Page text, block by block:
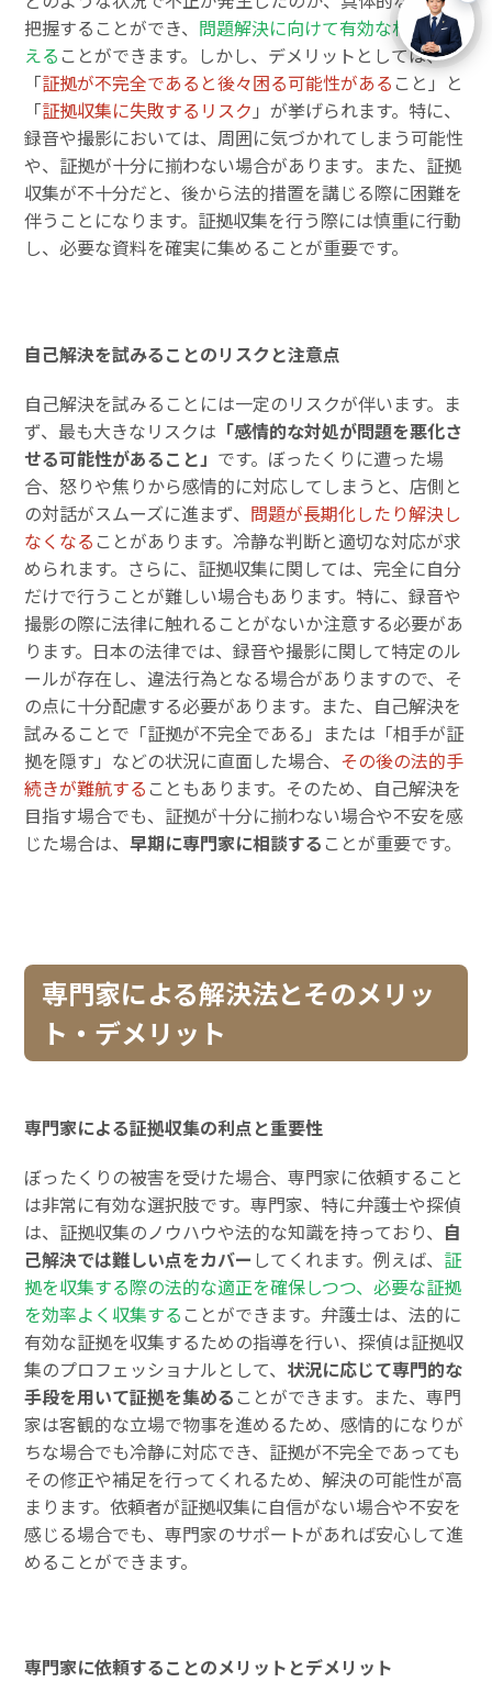
把握することができ、 問題解決に向けて有効な材料を整
える ことができます。しかし、デメリットとしては、
「証拠が不完全であると後々困る可能性がある こと」と
「証拠収集に失敗するリスク 」が挙げられます。特に、
録音や撮影においては、周囲に気づかれてしまう可能性
や、証拠が十分に揃わない場合があります。また、証拠
収集が不十分だと、後から法的措置を講じる際に困難を
伴うことになります。証拠収集を行う際には慎重に行動
し、必要な資料を確実に集めることが重要です。
自己解決を試みることのリスクと注意点
自己解決を試みることには一定のリスクが伴います。ま
ず、最も大きなリスクは 「感情的な対処が問題を悪化さ
せる可能性があること」 です。ぼったくりに遭った場
合、怒りや焦りから感情的に対応してしまうと、店側と
の対話がスムーズに進まず、 問題が長期化したり解決し
なくなる ことがあります。冷静な判断と適切な対応が求
められます。さらに、証拠収集に関しては、完全に自分
だけで行うことが難しい場合もあります。特に、録音や
撮影の際に法律に触れることがないか注意する必要があ
ります。日本の法律では、録音や撮影に関して特定のル
ールが存在し、違法行為となる場合がありますので、そ
の点に十分配慮する必要があります。また、自己解決を
試みることで「証拠が不完全である」または「相手が証
拠を隠す」などの状況に直面した場合、 その後の法的手
続きが難航する こともあります。そのため、自己解決を
目指す場合でも、証拠が十分に揃わない場合や不安を感
じた場合は、早期に専門家に相談する ことが重要です。
専門家による解決法とそのメリッ
ト・デメリット
専門家による証拠収集の利点と重要性
ぼったくりの被害を受けた場合、専門家に依頼すること
は非常に有効な選択肢です。専門家、特に弁護士や探偵
は、証拠収集のノウハウや法的な知識を持っており、 自
己解決では難しい点をカバー してくれます。例えば、 証
拠を収集する際の法的な適正を確保しつつ、必要な証拠
を効率よく収集する ことができます。弁護士は、法的に
有効な証拠を収集するための指導を行い、探偵は証拠収
集のプロフェッショナルとして、 状況に応じて専門的な
手段を用いて証拠を集める ことができます。また、専門
家は客観的な立場で物事を進めるため、感情的になりが
ちな場合でも冷静に対応でき、証拠が不完全であっても
その修正や補足を行ってくれるため、解決の可能性が高
まります。依頼者が証拠収集に自信がない場合や不安を
感じる場合でも、専門家のサポートがあれば安心して進
めることができます。
専門家に依頼することのメリットとデメリット